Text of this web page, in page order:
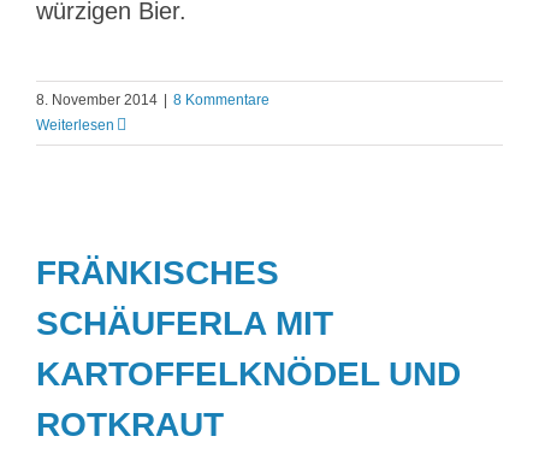
würzigen Bier.
8. November 2014
8 Kommentare
Weiterlesen
FRÄNKISCHES
SCHÄUFERLA MIT
KARTOFFELKNÖDEL UND
ROTKRAUT